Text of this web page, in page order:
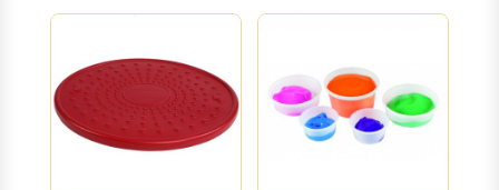
precios:
410,00€
hasta
590,00€
desde
hasta
590,00€